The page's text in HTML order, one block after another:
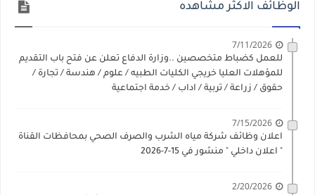
الوظائف الاكثر مشاهده
7/11/2026
للعمل كضباط متخصصين ..وزارة الدفاع تعلن عن فتح باب التقديم
للمؤهلات العليا خريجي الكليات الطبيه / علوم / هندسة / تجارة /
حقوق / زراعة / تربية / اداب / خدمة اجتماعية
7/15/2026
اعلان وظائف شركة مياه الشرب والصرف الصحي بمحافظات القناة
" اعلان داخلي " منشور في 15-7-2026
2/20/2026